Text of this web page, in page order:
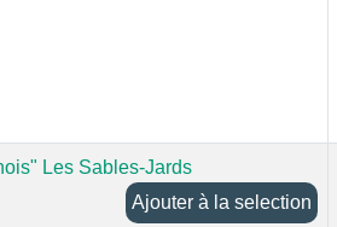
Les Sables-Jards
Ajouter à la selection